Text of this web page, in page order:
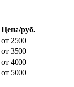
Цена/руб.
от 2500
от 3500
от 4000
от 5000